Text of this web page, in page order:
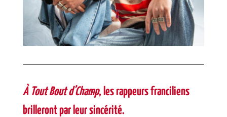
À Tout Bout d’Champ, les rappeurs franciliens
brilleront par leur sincérité.